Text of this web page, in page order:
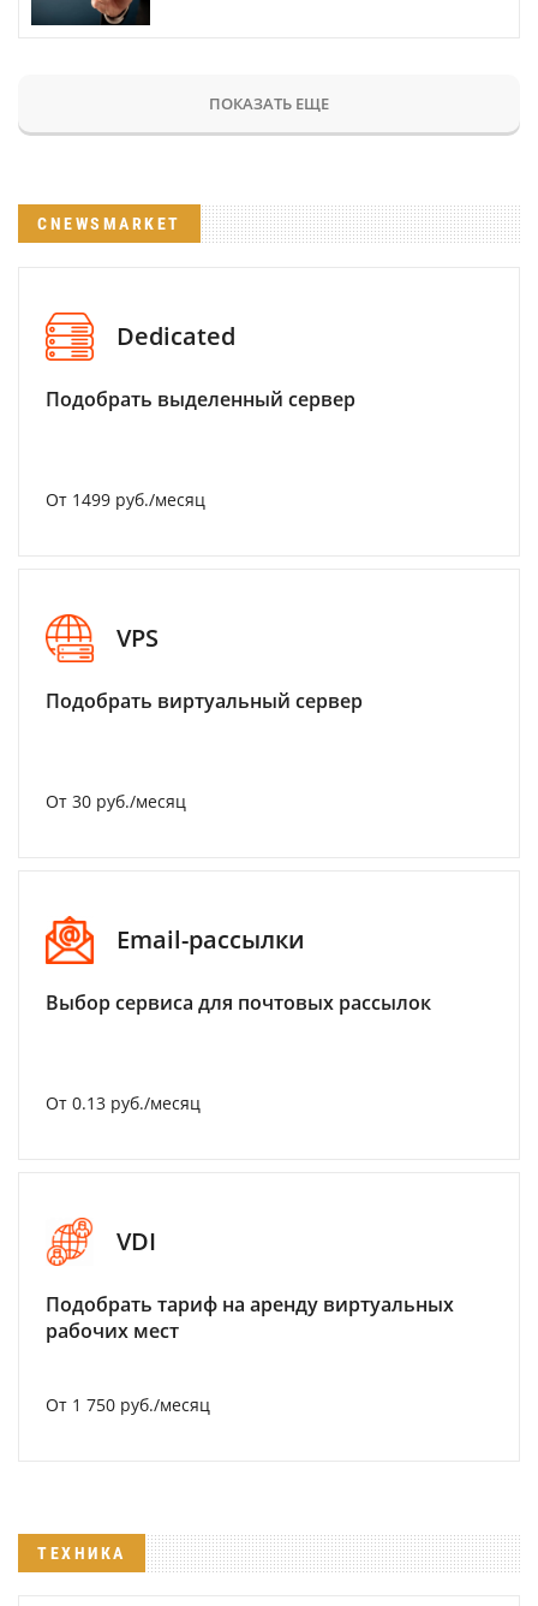
ПОКАЗАТЬ ЕЩЕ
CNEWSMARKET
Dedicated
Подобрать выделенный сервер
От 1499 руб./месяц
VPS
Подобрать виртуальный сервер
От 30 руб./месяц
Email-рассылки
Выбор сервиса для почтовых рассылок
От 0.13 руб./месяц
VDI
Подобрать тариф на аренду виртуальных
рабочих мест
От 1 750 руб./месяц
ТЕХНИКА